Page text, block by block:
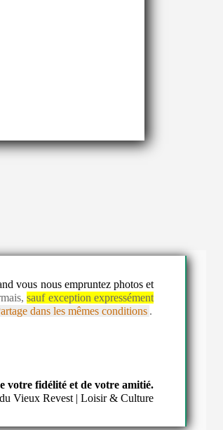
vous nous empruntez photos et
sauf exception expressément
dans les mêmes conditions .
votre fidélité et de votre amitié.
Vieux Revest | Loisir & Culture